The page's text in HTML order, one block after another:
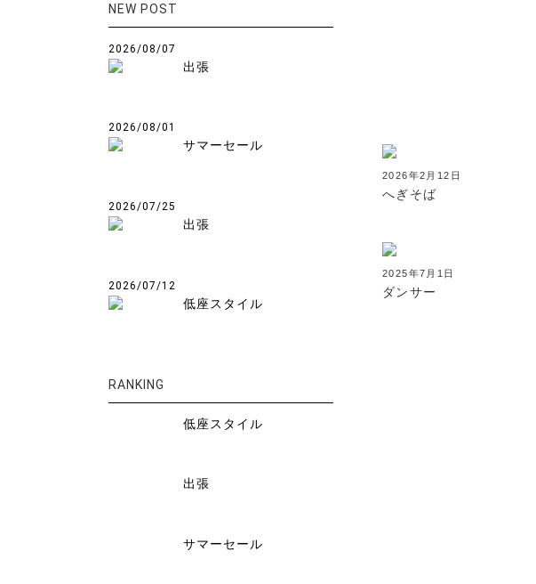
2026年2月12日
へぎそば
2025年7月1日
ダンサー
NEW POST
2026/08/07
出張
2026/08/01
サマーセール
2026/07/25
出張
2026/07/12
低座スタイル
RANKING
低座スタイル
出張
サマーセール